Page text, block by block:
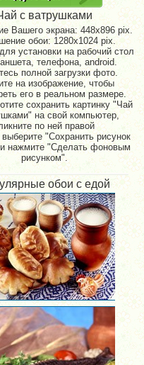
с ватрушками
Вашего экрана:448x896 pix.
обои: 1280x1024 pix.
установки на рабочий стол
телефона, android.
полной загрузки фото.
на изображение, чтобы
его в реальном размере.
сохранить картинку "Чай
на свой компьютер,
по ней правой
выберите "Сохранить рисунок
нажмите "Сделать фоновым
рисунком".
обои с едой